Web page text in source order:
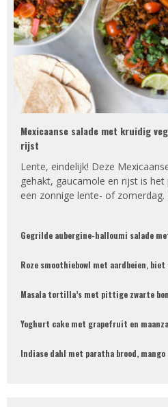
Mexicaanse salade met kruidig
rijst
Lente, eindelijk! Deze
gehakt, gaucamole en rijst is
een zonnige lente- of zomerdag.
Gegrilde aubergine-halloumi salade
Roze smoothiebowl met aardbeien, biet
Masala tortilla’s met pittige zwarte
Yoghurt cake met grapefruit en
Indiase dahl met paratha brood,